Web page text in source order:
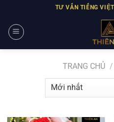
content
TƯ VẤN TIẾNG
TRANG CHỦ /